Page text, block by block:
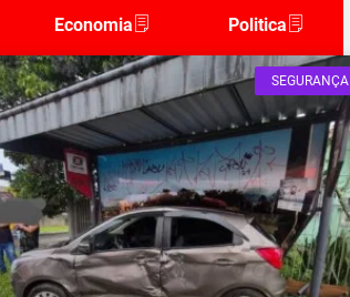
Economia Politica
SEGURANÇA